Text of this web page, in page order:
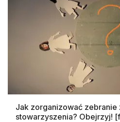
Jak zorganizować zebranie
stowarzyszenia? Obejrzyj!